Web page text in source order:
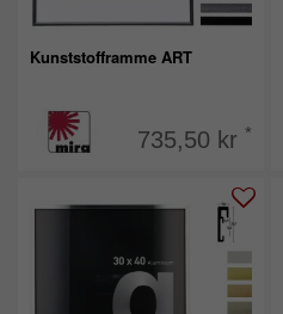
Kunststofframme ART
735,50 kr *